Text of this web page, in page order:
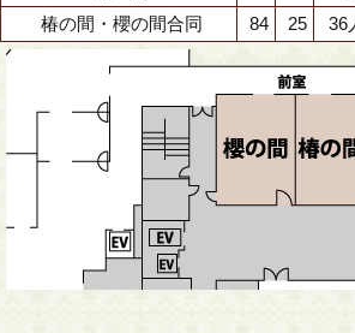
椿の間・櫻の間合同
84 25 36